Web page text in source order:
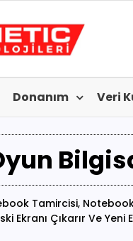
Donanım Veri
Tamircisi,
Ekranı Çıkarır Ve